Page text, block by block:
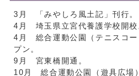
3月 「みやしろ風土記」刊行。
4月 埼玉県立宮代養護学校開校
4月 総合運動公園（テニスコー
プン。
9月 宮東橋開通。
10月 総合運動公園（遊具広場